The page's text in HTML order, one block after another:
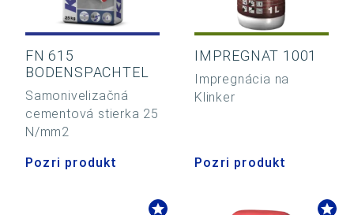
FN 615
BODENSPACHTEL
Samonivelizačná
cementová stierka 25
N/mm2
Pozri produkt
IMPREGNAT 1001
Impregnácia na
Klinker
Pozri produkt